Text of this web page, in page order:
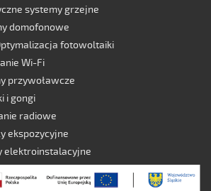
systemy grzejne
domofonowe
fotowoltaiki
Wi-Fi
przywoławcze
i gongi
radiowe
ekspozycyjne
elektroinstalacyjne